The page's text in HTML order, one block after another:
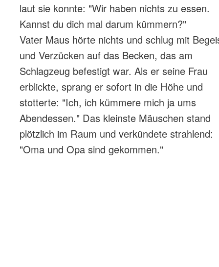
laut sie konnte: "Wir haben nichts zu essen.
Kannst du dich mal darum kümmern?"
Vater Maus hörte nichts und schlug mit
und Verzücken auf das Becken, das am
Schlagzeug befestigt war. Als er seine Frau
erblickte, sprang er sofort in die Höhe und
stotterte: "Ich, ich kümmere mich ja ums
Abendessen." Das kleinste Mäuschen stand
plötzlich im Raum und verkündete strahlend:
"Oma und Opa sind gekommen."